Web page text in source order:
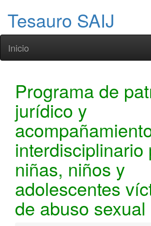
Tesauro SAIJ
Inicio
Programa de
jurídico y
interdisciplinario
niñas, niños y
adolescentes
de abuso sexual